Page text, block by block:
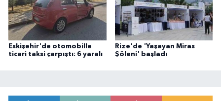
Eskişehir'de otomobille
ticari taksi çarpıştı: 6 yaralı
Rize'de 'Yaşayan Miras
Şöleni' başladı